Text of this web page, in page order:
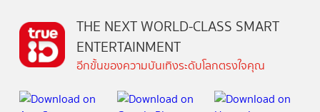
THE NEXT WORLD-CLASS SMART
ENTERTAINMENT
อีกขั้นของความบันเทิงระดับโลกตรงใจคุณ